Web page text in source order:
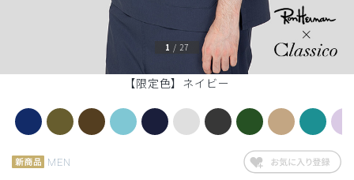
【限定色】ネイビー
1 / 27
MEN